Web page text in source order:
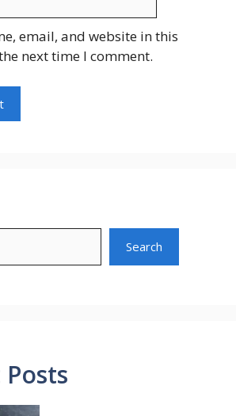
email, and website in this
next time I comment.
Search